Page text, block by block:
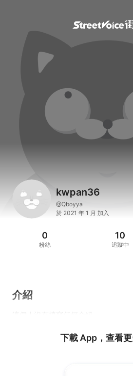
kwpan36
@Qboyya
於 2021 年 1 月 加入
0
粉絲
10
追蹤中
介紹
下載 App，查看